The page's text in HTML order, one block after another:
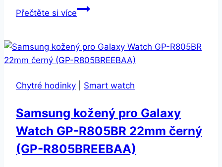
Přečtěte si víceApple
3
GPS
pouzdro
stříbrného
hliníku
–
bílý
Chytré hodinky Smart watch
Samsung kožený pro Galaxy
Watch GP-R805BR 22mm černý
(GP-R805BREEBAA)